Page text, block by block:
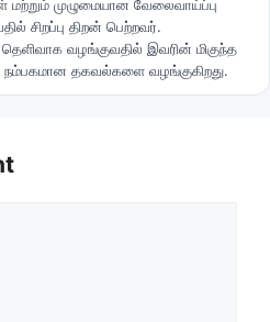
மற்றும் முழுமையான வேலைவாய்ப்பு
சிறப்பு திறன் பெற்றவர்.
வழங்குவதில் இவரின் மிகுந்த
தகவல்களை வழங்குகிறது.